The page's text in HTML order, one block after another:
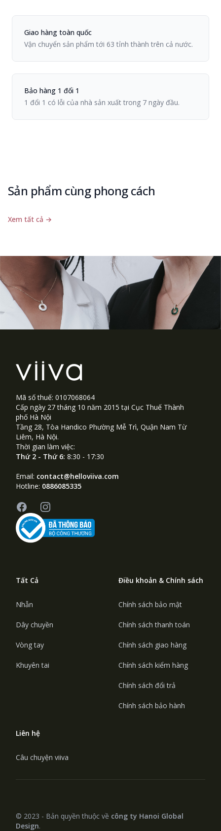
Chính sách Viiva
Giao hàng toàn quốc
Vận chuyển sản phẩm tới 63 tỉnh thành trên cả nước.
Bảo hàng 1 đổi 1
1 đổi 1 có lỗi của nhà sản xuất trong 7 ngày đầu.
Sản phẩm cùng phong cách
Xem tất cả →
Mã số thuế: 0107068064
Cấp ngày 27 tháng 10 năm 2015 tại Cục Thuế Thành
phố Hà Nội
Tầng 28, Tòa Handico Phường Mễ Trì, Quận Nam Từ
Liêm, Hà Nội.
Thời gian làm việc:
Thứ 2 - Thứ 6: 8:30 - 17:30
Email: contact@helloviiva.com
Hotline: 0886085335
FacebookInstagram
Tất Cả
Nhẫn
Dây chuyền
Vòng tay
Khuyên tai
Điều khoản & Chính sách
Chính sách bảo mật
Chính sách thanh toán
Chính sách giao hàng
Chính sách kiểm hàng
Chính sách đổi trả
Chính sách bảo hành
Liên hệ
Câu chuyện viiva
© 2023 - Bản quyền thuộc về công ty Hanoi Global
Design.